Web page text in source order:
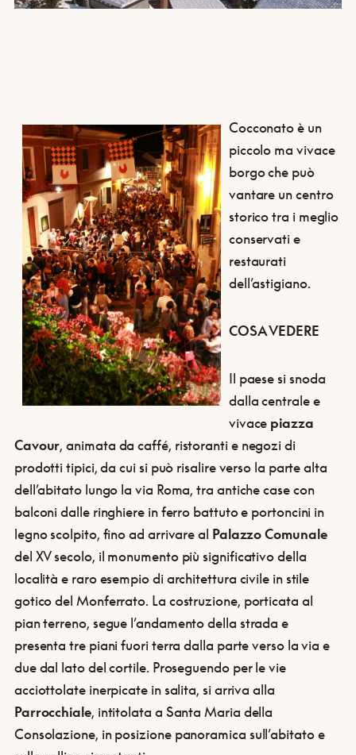
Cocconato è un
piccolo ma vivace
borgo che può
vantare un centro
storico tra i meglio
conservati e
restaurati
dell’astigiano.
COSA VEDERE
Il paese si snoda
dalla centrale e
vivace piazza
Cavour, animata da caffé, ristoranti e negozi di
prodotti tipici, da cui si può risalire verso la parte alta
dell’abitato lungo la via Roma, tra antiche case con
balconi dalle ringhiere in ferro battuto e portoncini in
legno scolpito, fino ad arrivare al Palazzo Comunale
del XV secolo, il monumento più significativo della
località e raro esempio di architettura civile in stile
gotico del Monferrato. La costruzione, porticata al
pian terreno, segue l’andamento della strada e
presenta tre piani fuori terra dalla parte verso la via e
due dal lato del cortile. Proseguendo per le vie
acciottolate inerpicate in salita, si arriva alla
Parrocchiale, intitolata a Santa Maria della
Consolazione, in posizione panoramica sull’abitato e